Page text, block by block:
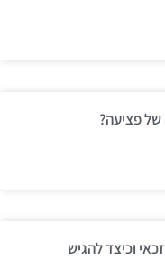
של פציעה?
וכיצד להגיש